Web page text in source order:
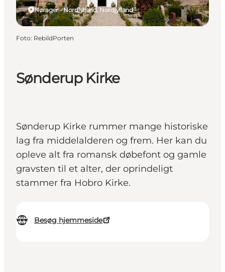
Sønderup Kirke
Sønderup Kirke rummer mange historiske
lag fra middelalderen og frem. Her kan du
opleve alt fra romansk døbefont og gamle
gravsten til et alter, der oprindeligt
stammer fra Hobro Kirke.
Besøg hjemmeside
Nørager - Nordjylland, Nordjylland
Foto: RebildPorten